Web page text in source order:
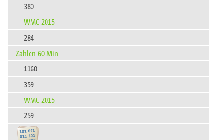
380
WMC 2015
284
Zahlen 60 Min
1160
359
WMC 2015
259